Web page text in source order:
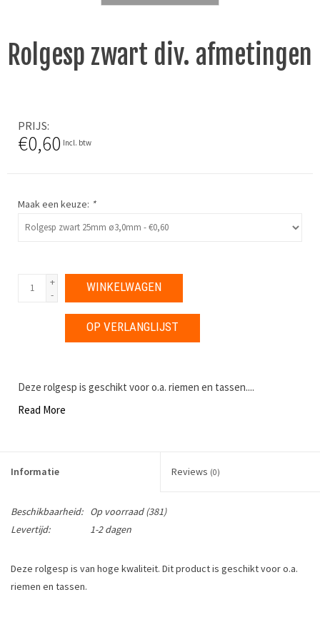
Rolgesp zwart div. afmetingen
PRIJS
€0,60 Incl. btw
Maak een keuze: *
+
-
WINKELWAGEN
OP VERLANGLIJST
Deze rolgesp is geschikt voor o.a. riemen en tassen....
Read More
Informatie Reviews (0)
Beschikbaarheid: Op voorraad(381)
Levertijd:
1-2 dagen
Deze rolgesp is van hoge kwaliteit. Dit product is geschikt voor o.a.
riemen en tassen.